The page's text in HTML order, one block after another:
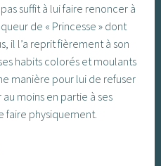
suffit à lui faire renoncer à
de « Princesse » dont
il l’a reprit fièrement à son
habits colorés et moulants
manière pour lui de refuser
moins en partie à ses
faire physiquement.